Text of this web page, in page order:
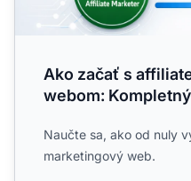
Ako začať s
webom: Kompletný
Naučte sa, ako od nuly
marketingový web.